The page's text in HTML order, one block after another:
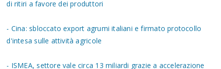
di ritiri a favore dei produttori
- Cina: sbloccato export agrumi italiani e firmato protocollo
d'intesa sulle attività agricole
- ISMEA, settore vale circa 13 miliardi grazie a accelerazione